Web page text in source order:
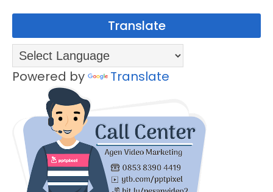
Translate
Powered by Translate